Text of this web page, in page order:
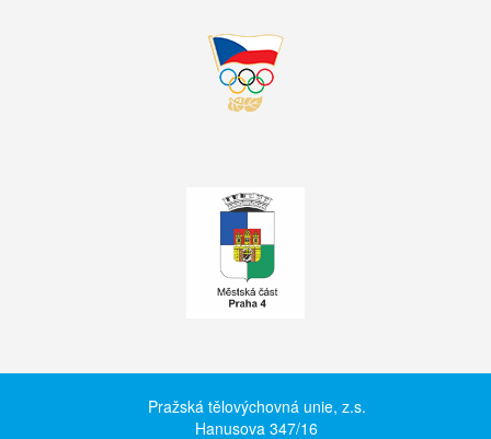
Pražská tělovýchovná unie, z.s.
Hanusova 347/16